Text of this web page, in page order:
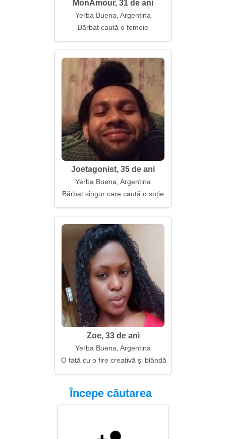
MonAmour, 31 de ani
Yerba Buena, Argentina
Bărbat caută o femeie
Joetagonist, 35 de ani
Yerba Buena, Argentina
Bărbat singur care caută o soție
Zoe, 33 de ani
Yerba Buena, Argentina
O fată cu o fire creativă și blândă
Începe căutarea